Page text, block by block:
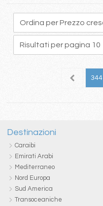
343 344
Destinazioni
Caraibi
Emirati Arabi
Mediterraneo
Nord Europa
Sud America
Transoceaniche